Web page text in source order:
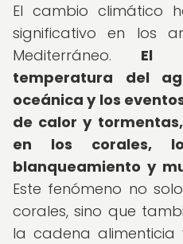
El cambio climático
significativo en los
Mediterráneo. El
temperatura del
oceánica y los
de calor y
en los corales,
blanqueamiento y
Este fenómeno no
corales, sino que
la cadena